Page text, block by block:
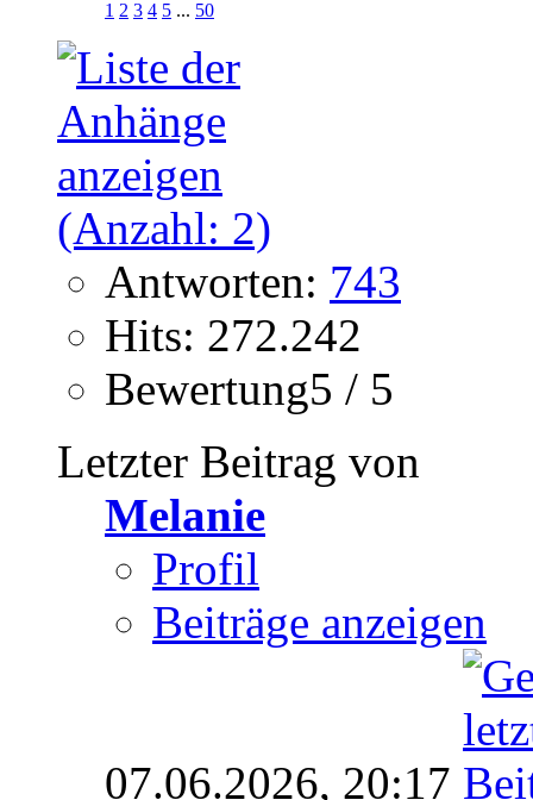
1 2 3 4 5 ... 50
Antworten: 743
Hits: 272.242
Bewertung5 / 5
Letzter Beitrag von
Melanie
Profil
Beiträge anzeigen
07.06.2026, 20:17